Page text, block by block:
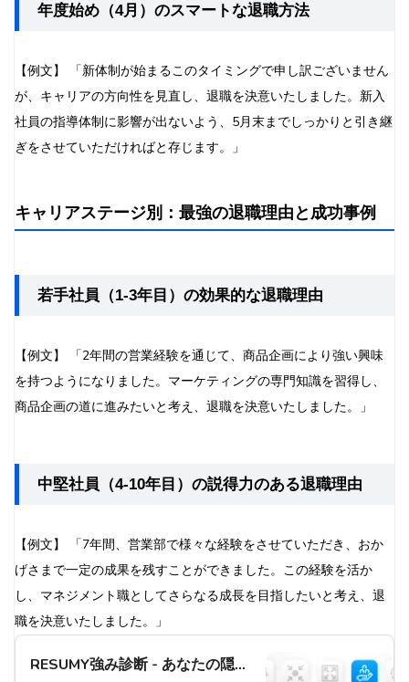
年度始め（4月）のスマートな退職方法
【例文】 「新体制が始まるこのタイミングで申し訳ございません
が、キャリアの方向性を見直し、退職を決意いたしました。新入
社員の指導体制に影響が出ないよう、5月末までしっかりと引き継
ぎをさせていただければと存じます。」
キャリアステージ別：最強の退職理由と成功事例
若手社員（1-3年目）の効果的な退職理由
【例文】 「2年間の営業経験を通じて、商品企画により強い興味
を持つようになりました。マーケティングの専門知識を習得し、
商品企画の道に進みたいと考え、退職を決意いたしました。」
中堅社員（4-10年目）の説得力のある退職理由
【例文】 「7年間、営業部で様々な経験をさせていただき、おか
げさまで一定の成果を残すことができました。この経験を活か
し、マネジメント職としてさらなる成長を目指したいと考え、退
職を決意いたしました。」
RESUMY強み診断 - あなたの隠れ